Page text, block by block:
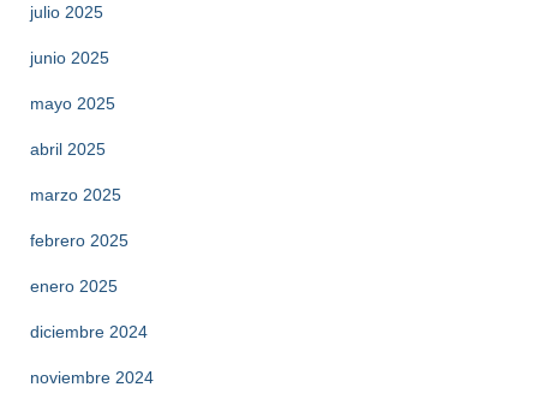
julio 2025
junio 2025
mayo 2025
abril 2025
marzo 2025
febrero 2025
enero 2025
diciembre 2024
noviembre 2024